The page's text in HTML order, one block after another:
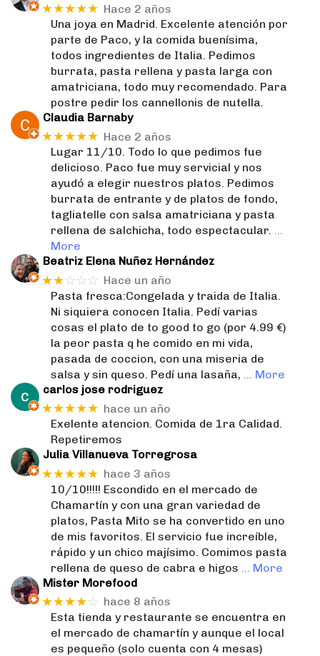
★★★★★ Hace 2 años
Una joya en Madrid. Excelente atención por
parte de Paco, y la comida buenísima,
todos ingredientes de Italia. Pedimos
burrata, pasta rellena y pasta larga con
amatriciana, todo muy recomendado. Para
postre pedir los cannellonis de nutella.
Claudia Barnaby
★★★★★ Hace 2 años
Lugar 11/10. Todo lo que pedimos fue
delicioso. Paco fue muy servicial y nos
ayudó a elegir nuestros platos. Pedimos
burrata de entrante y de platos de fondo,
tagliatelle con salsa amatriciana y pasta
rellena de salchicha, todo espectacular. …
More
Beatriz Elena Nuñez Hernández
★★☆☆☆ Hace un año
Pasta fresca:Congelada y traida de Italia.
Ni siquiera conocen Italia. Pedí varias
cosas el plato de to good to go (por 4.99 €)
la peor pasta q he comido en mi vida,
pasada de coccion, con una miseria de
salsa y sin queso. Pedí una lasaña,
… More
carlos jose rodriguez
★★★★★ hace un año
Exelente atencion. Comida de 1ra Calidad.
Repetiremos
Julia Villanueva Torregrosa
★★★★★ hace 3 años
10/10!!!!! Escondido en el mercado de
Chamartín y con una gran variedad de
platos, Pasta Mito se ha convertido en uno
de mis favoritos. El servicio fue increíble,
rápido y un chico majísimo. Comimos pasta
rellena de queso de cabra e higos
… More
Mister Morefood
★★★★☆ hace 8 años
Esta tienda y restaurante se encuentra en
el mercado de chamartín y aunque el local
es pequeño (solo cuenta con 4 mesas)